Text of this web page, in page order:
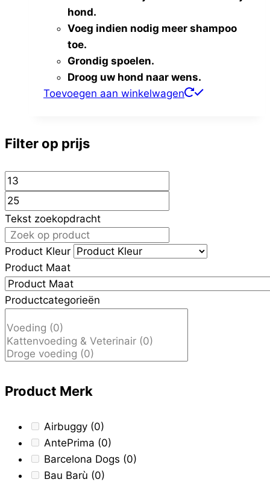
hond.
Voeg indien nodig meer shampoo
toe.
Grondig spoelen.
Droog uw hond naar wens.
Toevoegen aan winkelwagen
Filter op prijs
Tekst zoekopdracht
Product Kleur
Product Maat
Productcategorieën
Product Merk
Airbuggy (0)
AntePrima (0)
Barcelona Dogs (0)
Bau Barù (0)